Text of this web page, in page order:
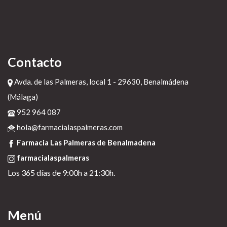
farmacialaspalmeras.com
20 de diciembre de 2022
Contacto
Avda. de las Palmeras, local 1 - 29630, Benalmádena
(Málaga)
952 964 087
hola@farmacialaspalmeras.com
Farmacia Las Palmeras de Benalmadena
farmacialaspalmeras
Los 365 días de 9:00h a 21:30h.
Menú